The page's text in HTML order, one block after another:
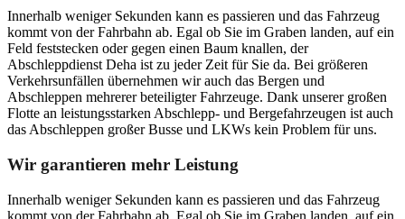
Innerhalb weniger Sekunden kann es passieren und das Fahrzeug
kommt von der Fahrbahn ab. Egal ob Sie im Graben landen, auf ein
Feld feststecken oder gegen einen Baum knallen, der
Abschleppdienst Deha ist zu jeder Zeit für Sie da. Bei größeren
Verkehrsunfällen übernehmen wir auch das Bergen und
Abschleppen mehrerer beteiligter Fahrzeuge. Dank unserer großen
Flotte an leistungsstarken Abschlepp- und Bergefahrzeugen ist auch
das Abschleppen großer Busse und LKWs kein Problem für uns.
Wir garantieren mehr Leistung
Innerhalb weniger Sekunden kann es passieren und das Fahrzeug
kommt von der Fahrbahn ab. Egal ob Sie im Graben landen, auf ein